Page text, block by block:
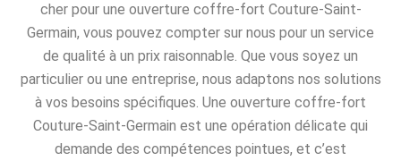
cher pour une ouverture coffre-fort Couture-Saint-
Germain, vous pouvez compter sur nous pour un service
de qualité à un prix raisonnable. Que vous soyez un
particulier ou une entreprise, nous adaptons nos solutions
à vos besoins spécifiques. Une ouverture coffre-fort
Couture-Saint-Germain est une opération délicate qui
demande des compétences pointues, et c’est